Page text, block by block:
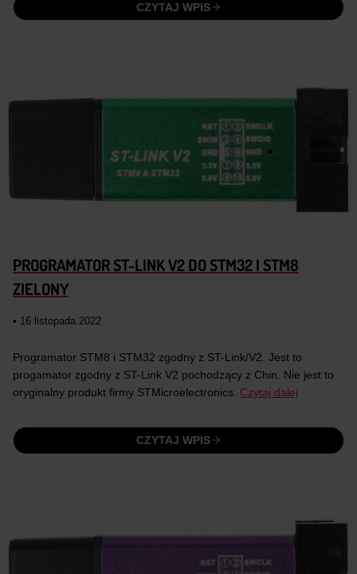
CZYTAJ WPIS
PROGRAMATOR ST-LINK V2 DO STM32 I STM8
ZIELONY
• 16 listopada 2022
Programator STM8 i STM32 zgodny z ST-Link/V2. Jest to
progamator zgodny z ST-Link V2 pochodzący z Chin. Nie jest to
oryginalny produkt firmy STMicroelectronics. Czytaj dalej
CZYTAJ WPIS